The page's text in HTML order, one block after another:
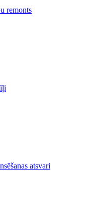
remonts
atsvari